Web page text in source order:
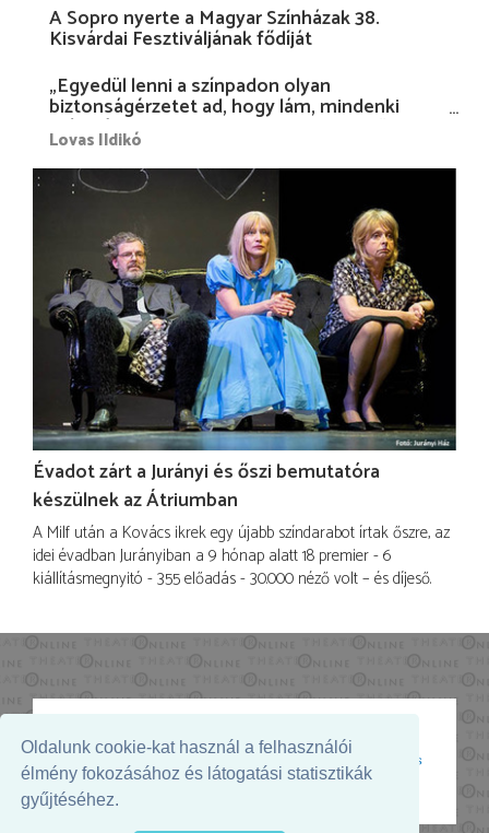
Oldalunk cookie-kat használ a felhasználói
élmény fokozásához és látogatási statisztikák
gyűjtéséhez.
A Sopro nyerte a Magyar Színházak 38.
Kisvárdai Fesztiváljának fődíját
„Egyedül lenni a színpadon olyan
biztonságérzetet ad, hogy lám, mindenki
más nélkül is megvagyok magammal…”
Lovas Ildikó
Évadot zárt a Jurányi és őszi bemutatóra
készülnek az Átriumban
A Milf után a Kovács ikrek egy újabb színdarabot írtak őszre, az
idei évadban Jurányiban a 9 hónap alatt 18 premier - 6
kiállításmegnyitó - 355 előadás - 30.000 néző volt – és díjeső.
Az oldal megjelenését támogatja: